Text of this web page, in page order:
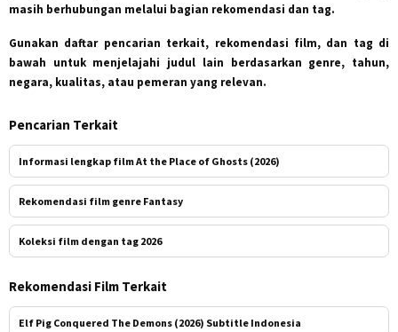
masih berhubungan melalui bagian rekomendasi dan tag.
Gunakan daftar pencarian terkait, rekomendasi film, dan tag di
bawah untuk menjelajahi judul lain berdasarkan genre, tahun,
negara, kualitas, atau pemeran yang relevan.
Pencarian Terkait
Informasi lengkap film At the Place of Ghosts (2026)
Rekomendasi film genre Fantasy
Koleksi film dengan tag 2026
Rekomendasi Film Terkait
Elf Pig Conquered The Demons (2026) Subtitle Indonesia